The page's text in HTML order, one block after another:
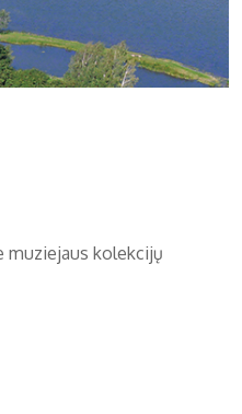
muziejaus kolekcijų